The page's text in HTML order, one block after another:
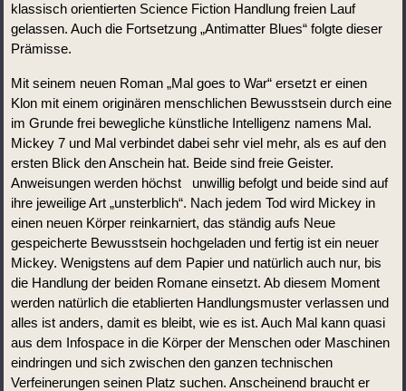
klassisch orientierten Science Fiction Handlung freien Lauf
gelassen. Auch die Fortsetzung „Antimatter Blues“ folgte dieser
Prämisse.
Mit seinem neuen Roman „Mal goes to War“ ersetzt er einen
Klon mit einem originären menschlichen Bewusstsein durch eine
im Grunde frei bewegliche künstliche Intelligenz namens Mal.
Mickey 7 und Mal verbindet dabei sehr viel mehr, als es auf den
ersten Blick den Anschein hat. Beide sind freie Geister.
Anweisungen werden höchst   unwillig befolgt und beide sind auf
ihre jeweilige Art „unsterblich“. Nach jedem Tod wird Mickey in
einen neuen Körper reinkarniert, das ständig aufs Neue
gespeicherte Bewusstsein hochgeladen und fertig ist ein neuer
Mickey. Wenigstens auf dem Papier und natürlich auch nur, bis
die Handlung der beiden Romane einsetzt. Ab diesem Moment
werden natürlich die etablierten Handlungsmuster verlassen und
alles ist anders, damit es bleibt, wie es ist. Auch Mal kann quasi
aus dem Infospace in die Körper der Menschen oder Maschinen
eindringen und sich zwischen den ganzen technischen
Verfeinerungen seinen Platz suchen. Anscheinend braucht er